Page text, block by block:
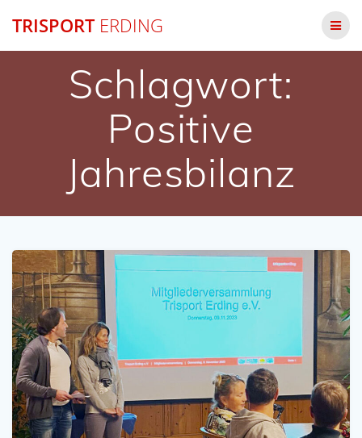
TRISPORTERDING
Schlagwort:
Positive
Jahresbilanz